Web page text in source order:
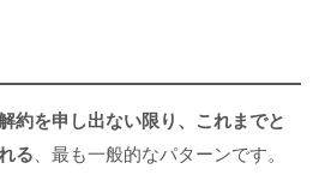
約を申し出ない限り、これまでと
る、最も一般的なパターンです。